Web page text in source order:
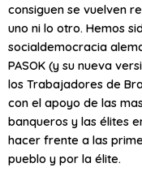
consiguen se vuelven
uno ni lo otro. Hemos
socialdemocracia
PASOK (y su nueva
los Trabajadores de
con el apoyo de las
banqueros y las élites
hacer frente a las
pueblo y por la élite.